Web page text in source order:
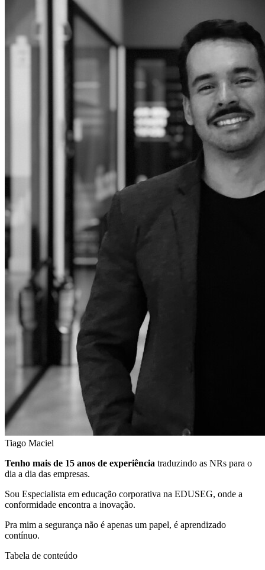
Tiago Maciel
Tenho mais de 15 anos de experiência traduzindo as NRs para o
dia a dia das empresas.
Sou Especialista em educação corporativa na EDUSEG, onde a
conformidade encontra a inovação.
Pra mim a segurança não é apenas um papel, é aprendizado
contínuo.
Tabela de conteúdo